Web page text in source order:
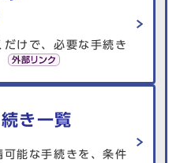
けで、必要な手続き
き一覧
能な手続きを、条件